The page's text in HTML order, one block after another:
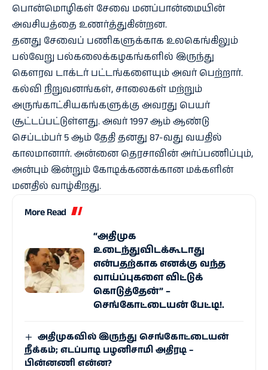
பொன்மொழிகள் சேவை மனப்பான்மையின்
அவசியத்தை உணர்த்துகின்றன.
தனது சேவைப் பணிகளுக்காக உலகெங்கிலும்
பல்வேறு பல்கலைக்கழகங்களில் இருந்து
கௌரவ டாக்டர் பட்டங்களையும் அவர் பெற்றார்.
கல்வி நிறுவனங்கள், சாலைகள் மற்றும்
அருங்காட்சியகங்களுக்கு அவரது பெயர்
சூட்டப்பட்டுள்ளது. அவர் 1997 ஆம் ஆண்டு
செப்டம்பர் 5 ஆம் தேதி தனது 87-வது வயதில்
காலமானார். அன்னை தெரசாவின் அர்ப்பணிப்பும்,
அன்பும் இன்றும் கோடிக்கணக்கான மக்களின்
மனதில் வாழ்கிறது.
More Read
“அதிமுக
உடைந்துவிடக்கூடாது
என்பதற்காக எனக்கு வந்த
வாய்ப்புகளை விட்டுக்
கொடுத்தேன்” –
செங்கோட்டையன் பேட்டி!.
அதிமுகவில் இருந்து செங்கோட்டையன்
நீக்கம்; எடப்பாடி பழனிசாமி அதிரடி –
பின்னணி என்ன?